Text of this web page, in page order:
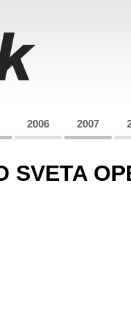
2006 2007
SVETA